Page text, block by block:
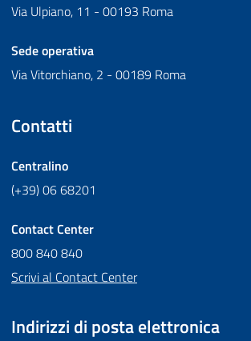
Via Ulpiano, 11 - 00193 Roma
Sede operativa
Via Vitorchiano, 2 - 00189 Roma
Contatti
Centralino
(+39) 06 68201
Contact Center
800 840 840
Scrivi al Contact Center
Indirizzi di posta elettronica